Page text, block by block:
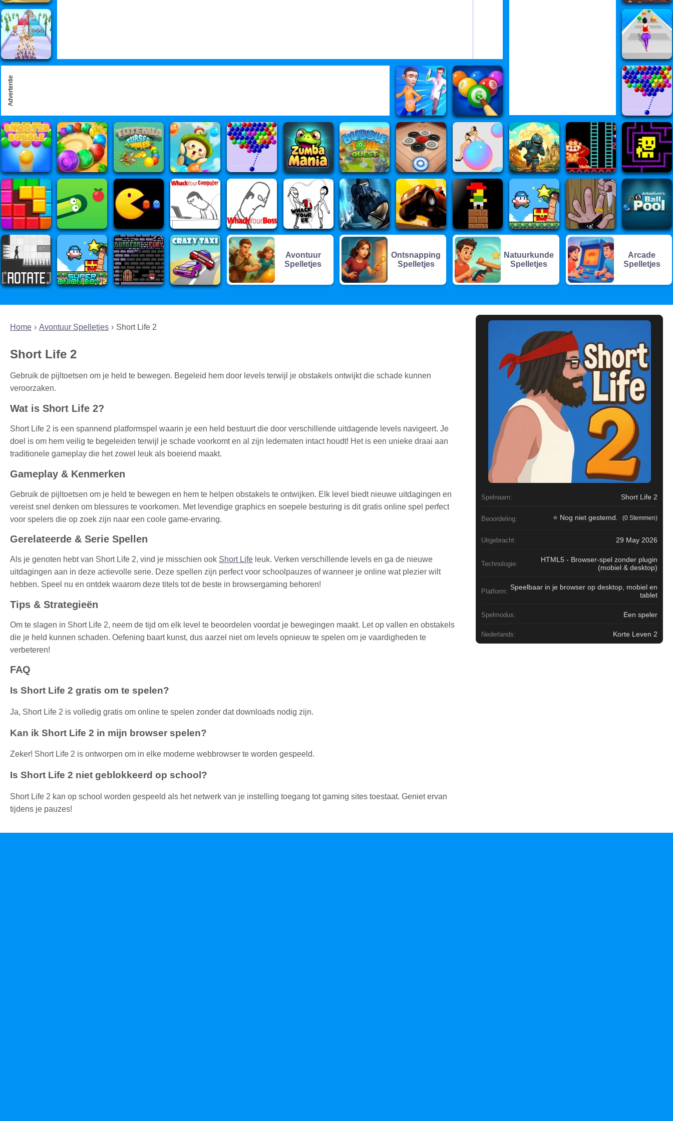
Home Avontuur Spelletjes Short Life 2
Short Life 2
Gebruik de pijltoetsen om je held te bewegen. Begeleid hem door levels terwijl je obstakels ontwijkt die schade kunnen
veroorzaken.
Wat is Short Life 2?
Short Life 2 is een spannend platformspel waarin je een held bestuurt die door verschillende uitdagende levels navigeert. Je
doel is om hem veilig te begeleiden terwijl je schade voorkomt en al zijn ledematen intact houdt! Het is een unieke draai aan
traditionele gameplay die het zowel leuk als boeiend maakt.
Gameplay & Kenmerken
Gebruik de pijltoetsen om je held te bewegen en hem te helpen obstakels te ontwijken. Elk level biedt nieuwe uitdagingen en
vereist snel denken om blessures te voorkomen. Met levendige graphics en soepele besturing is dit gratis online spel perfect
voor spelers die op zoek zijn naar een coole game-ervaring.
Gerelateerde & Serie Spellen
Als je genoten hebt van Short Life 2, vind je misschien ook Short Life leuk. Verken verschillende levels en ga de nieuwe
uitdagingen aan in deze actievolle serie. Deze spellen zijn perfect voor schoolpauzes of wanneer je online wat plezier wilt
hebben. Speel nu en ontdek waarom deze titels tot de beste in browsergaming behoren!
Tips & Strategieën
Om te slagen in Short Life 2, neem de tijd om elk level te beoordelen voordat je bewegingen maakt. Let op vallen en obstakels
die je held kunnen schaden. Oefening baart kunst, dus aarzel niet om levels opnieuw te spelen om je vaardigheden te
verbeteren!
FAQ
Is Short Life 2 gratis om te spelen?
Ja, Short Life 2 is volledig gratis om online te spelen zonder dat downloads nodig zijn.
Kan ik Short Life 2 in mijn browser spelen?
Zeker! Short Life 2 is ontworpen om in elke moderne webbrowser te worden gespeeld.
Is Short Life 2 niet geblokkeerd op school?
Short Life 2 kan op school worden gespeeld als het netwerk van je instelling toegang tot gaming sites toestaat. Geniet ervan
tijdens je pauzes!
Spelnaam: Short Life 2
Beoordeling: ⭐ Nog niet gestemd. (0 Stemmen)
Uitgebracht: 29 May 2026
Technologie:
HTML5 - Browser-spel zonder plugin
(mobiel & desktop)
Platform: Speelbaar in je browser op desktop, mobiel en
tablet
Spelmodus: Een speler
Nederlands: Korte Leven 2
Advertentie
Avontuur
Spelletjes
Ontsnapping
Spelletjes
Natuurkunde
Spelletjes
Arcade
Spelletjes